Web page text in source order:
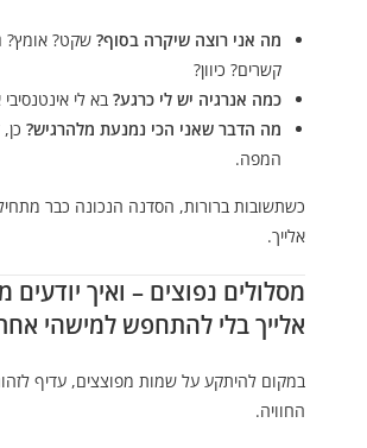
מה אני רוצה שיקרה בסוף? שקט? אומץ?
קשרים? כיוון?
כמה אנרגיה יש לי כרגע? בא לי אינטנסיבי
מה הדבר שאני הכי נמנעת מלהרגיש?
המפה.
כשתשובות ברורות, הסדנה הנכונה כבר
אלייך.
מסלולים נפוצים – ואיך יודעים
אלייך בלי להתחפש למישהי
במקום להיתקע על שמות מפוצצים, עדיף
החוויה.